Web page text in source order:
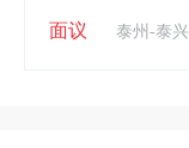
面议 泰州-泰兴